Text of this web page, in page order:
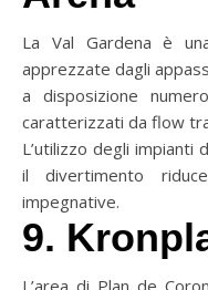
La Val Gardena è
apprezzate dagli
a disposizione
caratterizzati da flow
L’utilizzo degli impianti
il divertimento
impegnative.
9.